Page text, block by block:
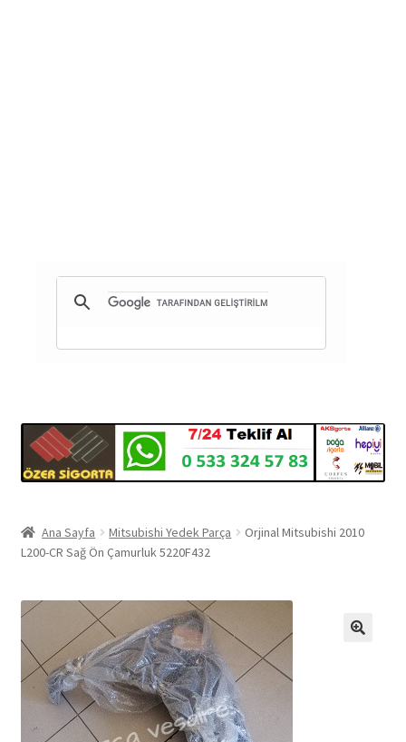
Ana Sayfa Mitsubishi Yedek Parça
Orjinal Mitsubishi 2010
L200-CR Sağ Ön Çamurluk 5220F432